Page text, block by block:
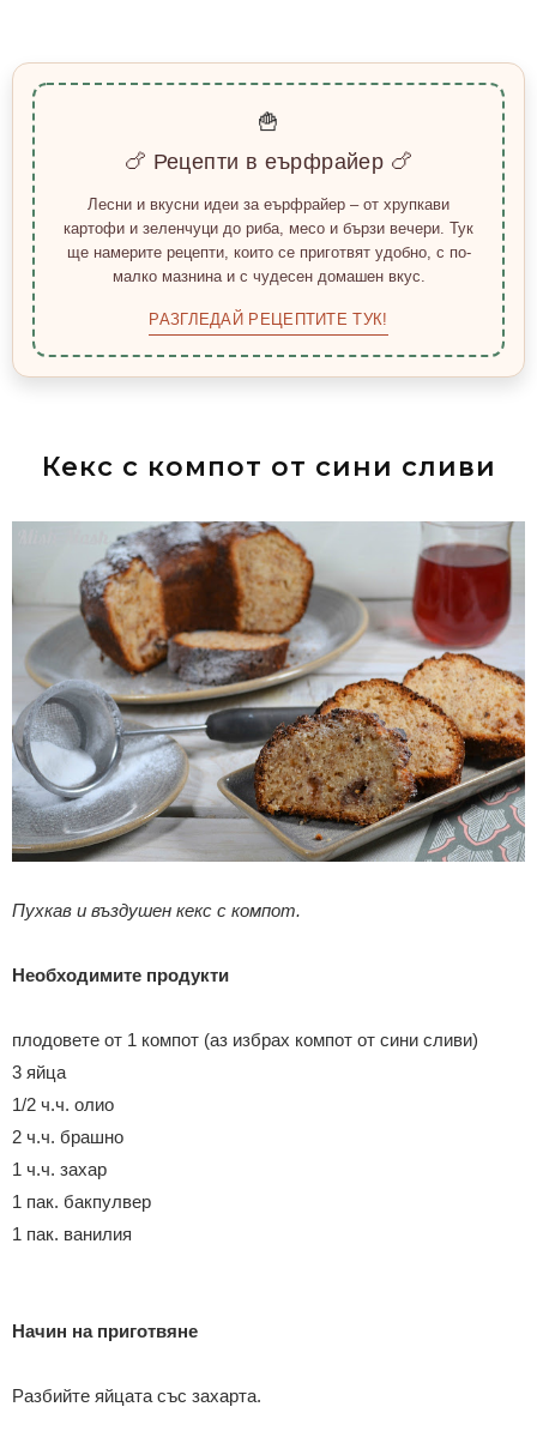
🍟
🍗 Рецепти в еърфрайер 🍗
Лесни и вкусни идеи за еърфрайер – от хрупкави
картофи и зеленчуци до риба, месо и бързи вечери. Тук
ще намерите рецепти, които се приготвят удобно, с по-
малко мазнина и с чудесен домашен вкус.
РАЗГЛЕДАЙ РЕЦЕПТИТЕ ТУК!
Кекс с компот от сини сливи
Пухкав и въздушен кекс с компот.
Необходимите продукти
плодовете от 1 компот (аз избрах компот от сини сливи)
3 яйца
1/2 ч.ч. олио
2 ч.ч. брашно
1 ч.ч. захар
1 пак. бакпулвер
1 пак. ванилия
Начин на приготвяне
Разбийте яйцата със захарта.